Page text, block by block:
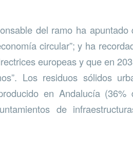
del ramo ha
circular”; y ha
europeas y que en
Los residuos sólidos
en Andalucía
de